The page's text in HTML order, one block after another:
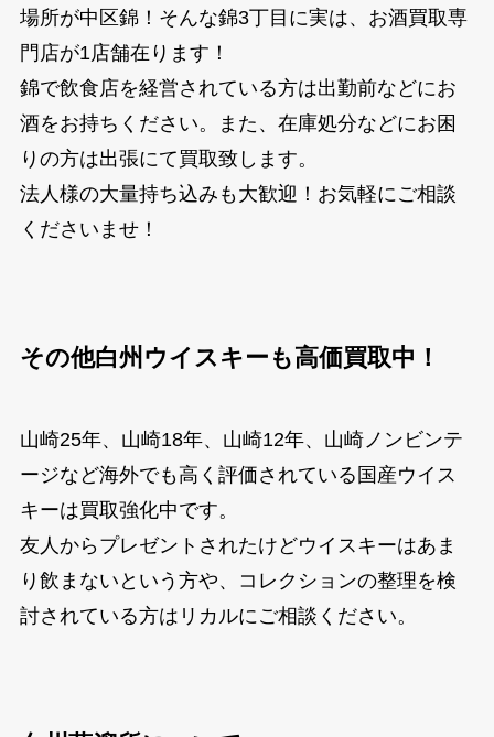
場所が中区錦！そんな錦3丁目に実は、お酒買取専
門店が1店舗在ります！
錦で飲食店を経営されている方は出勤前などにお
酒をお持ちください。また、在庫処分などにお困
りの方は出張にて買取致します。
法人様の大量持ち込みも大歓迎！お気軽にご相談
くださいませ！
その他白州ウイスキーも高価買取中！
山崎25年、山崎18年、山崎12年、山崎ノンビンテ
ージなど海外でも高く評価されている国産ウイス
キーは買取強化中です。
友人からプレゼントされたけどウイスキーはあま
り飲まないという方や、コレクションの整理を検
討されている方はリカルにご相談ください。